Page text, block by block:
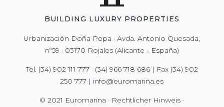
BUILDING LUXURY PROPERTIES
Urbanización Doña Pepa · Avda. Antonio Quesada,
nº59 · 03170 Rojales (Alicante - España)
Tel. (34) 902 111 777 · (34) 966 718 686| Fax (34) 902
250 777 | info@euromarina.es
© 2021 Euromarina · Rechtlicher Hinweis ·